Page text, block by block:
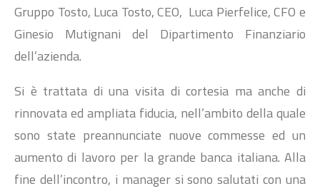
Gruppo Tosto, Luca Tosto, CEO, Luca Pierfelice, CFO e
Ginesio Mutignani del Dipartimento Finanziario
dell’azienda.
Si è trattata di una visita di cortesia ma anche di
rinnovata ed ampliata fiducia, nell’ambito della quale
sono state preannunciate nuove commesse ed un
aumento di lavoro per la grande banca italiana.‎ Alla
fine dell’incontro, i manager si sono salutati con una